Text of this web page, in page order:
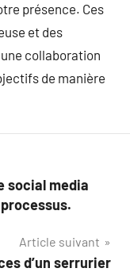
présence. Ces
et des
collaboration
de manière
social media
Article suivant
d’un serrurier